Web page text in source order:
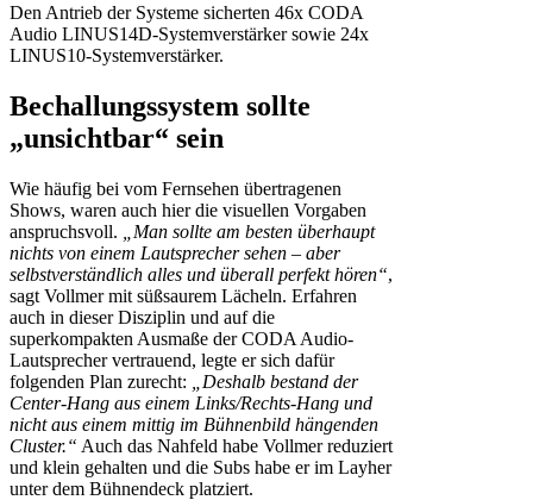
Den Antrieb der Systeme sicherten 46x CODA
Audio LINUS14D-Systemverstärker sowie 24x
LINUS10-Systemverstärker.
Bechallungssystem sollte
„unsichtbar“ sein
Wie häufig bei vom Fernsehen übertragenen
Shows, waren auch hier die visuellen Vorgaben
anspruchsvoll. „Man sollte am besten überhaupt
nichts von einem Lautsprecher sehen – aber
selbstverständlich alles und überall perfekt hören“,
sagt Vollmer mit süßsaurem Lächeln. Erfahren
auch in dieser Disziplin und auf die
superkompakten Ausmaße der CODA Audio-
Lautsprecher vertrauend, legte er sich dafür
folgenden Plan zurecht: „Deshalb bestand der
Center-Hang aus einem Links/Rechts-Hang und
nicht aus einem mittig im Bühnenbild hängenden
Cluster.“ Auch das Nahfeld habe Vollmer reduziert
und klein gehalten und die Subs habe er im Layher
unter dem Bühnendeck platziert.